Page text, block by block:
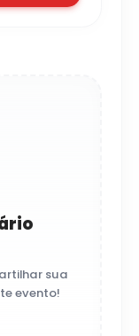
sua
evento!